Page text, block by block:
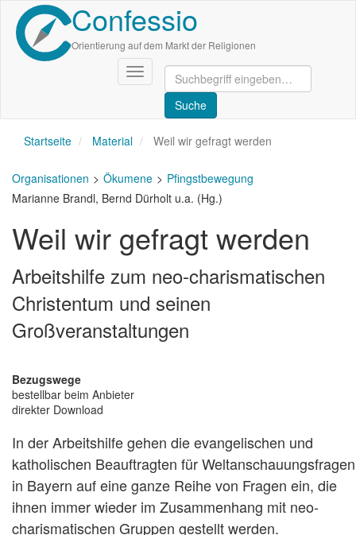
Direkt
zum
Inhalt
Confessio
Orientierung auf dem Markt der Religionen
Navigation
aktivieren/deaktivieren
Startseite Material Weil wir gefragt werden
Organisationen Ökumene
Pfingstbewegung
Marianne Brandl, Bernd Dürholt u.a. (Hg.)
Weil wir gefragt werden
Arbeitshilfe zum neo-charismatischen
Christentum und seinen
Großveranstaltungen
Bezugswege
bestellbar beim Anbieter
direkter Download
In der Arbeitshilfe gehen die evangelischen und
katholischen Beauftragten für Weltanschauungsfragen
in Bayern auf eine ganze Reihe von Fragen ein, die
ihnen immer wieder im Zusammenhang mit neo-
charismatischen Gruppen gestellt werden.